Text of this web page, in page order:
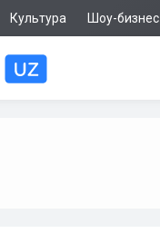
Культура Шоу-бизнес